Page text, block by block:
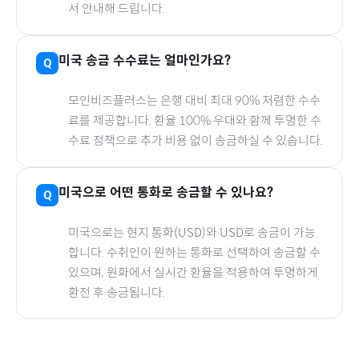
서 안내해 드립니다.
미국 송금 수수료는 얼마인가요?
모인비즈플러스는 은행 대비 최대 90% 저렴한 수수
료를 제공합니다. 환율 100% 우대와 함께 투명한 수
수료 정책으로 추가 비용 없이 송금하실 수 있습니다.
미국으로 어떤 통화로 송금할 수 있나요?
미국으로는 현지 통화(USD)와 USD로 송금이 가능
합니다. 수취인이 원하는 통화로 선택하여 송금할 수
있으며, 원화에서 실시간 환율을 적용하여 투명하게
환전 후 송금됩니다.